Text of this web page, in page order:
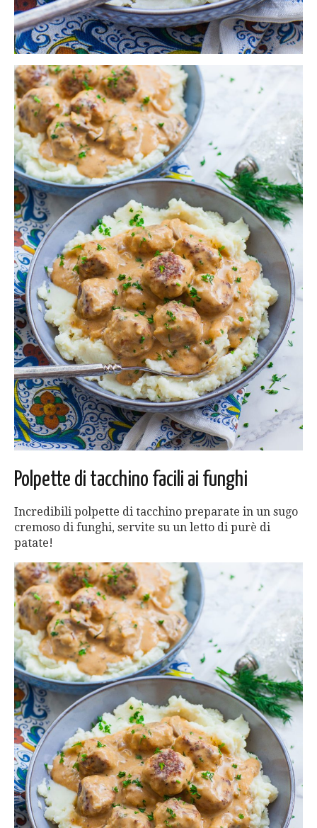
Polpette di tacchino facili ai funghi
Incredibili polpette di tacchino preparate in un sugo
cremoso di funghi, servite su un letto di purè di
patate!